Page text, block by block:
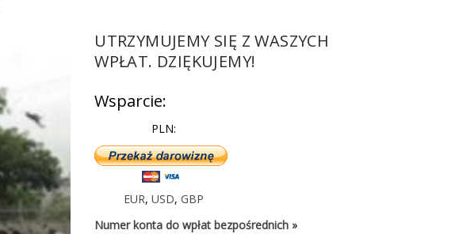
UTRZYMUJEMY SIĘ Z WASZYCH
WPŁAT. DZIĘKUJEMY!
Wsparcie:
PLN:
EUR,USD,GBP
Numer konta do wpłat bezpośrednich »